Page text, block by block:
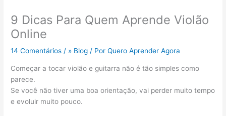
9 Dicas Para Quem Aprende Violão
Online
14 Comentários / » Blog / PorQuero Aprender Agora
Começar a tocar violão e guitarra não é tão simples como
parece.
Se você não tiver uma boa orientação, vai perder muito tempo
e evoluir muito pouco.